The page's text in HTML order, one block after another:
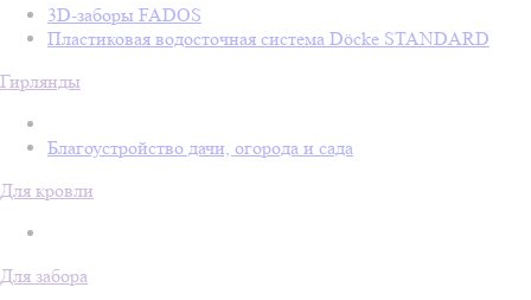
3D-заборы FADOS
Пластиковая водосточная система Döcke STANDARD
Гирлянды
Благоустройство дачи, огорода и сада
Для кровли
Для забора